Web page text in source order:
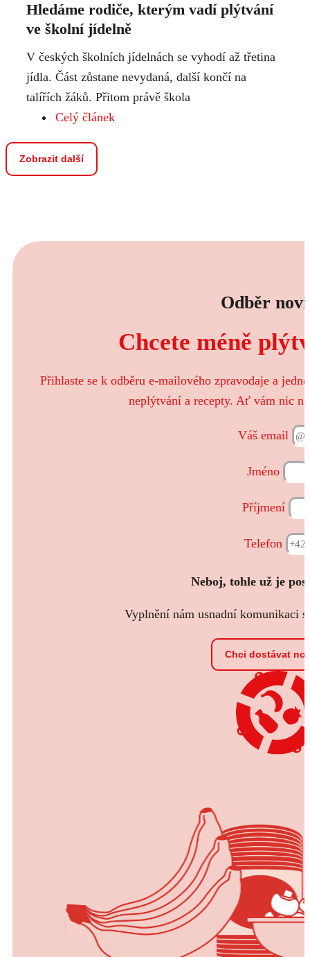
Hledáme rodiče, kterým vadí plýtvání
ve školní jídelně
V českých školních jídelnách se vyhodí až třetina
jídla. Část zůstane nevydaná, další končí na
talířích žáků. Přitom právě škola
Celý článek
Zobrazit další
Odběr
Chcete méně
Přihlaste se k odběru e-mailového zpravodaje a
neplýtvání a recepty. Ať vám nic
Váš email
Jméno
Příjmení
Telefon
Neboj, tohle už je
Vyplnění nám usnadní komunikaci
Chci dostávat